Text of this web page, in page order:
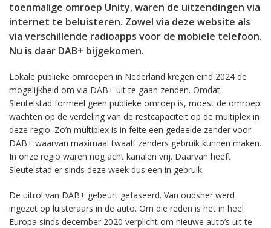
toenmalige omroep Unity, waren de uitzendingen via
internet te beluisteren. Zowel via deze website als
via verschillende radioapps voor de mobiele telefoon.
Nu is daar DAB+ bijgekomen.
Lokale publieke omroepen in Nederland kregen eind 2024 de
mogelijkheid om via DAB+ uit te gaan zenden. Omdat
Sleutelstad formeel geen publieke omroep is, moest de omroep
wachten op de verdeling van de restcapaciteit op de multiplex in
deze regio. Zo’n multiplex is in feite een gedeelde zender voor
DAB+ waarvan maximaal twaalf zenders gebruik kunnen maken.
In onze regio waren nog acht kanalen vrij. Daarvan heeft
Sleutelstad er sinds deze week dus een in gebruik.
De uitrol van DAB+ gebeurt gefaseerd. Van oudsher werd
ingezet op luisteraars in de auto. Om die reden is het in heel
Europa sinds december 2020 verplicht om nieuwe auto’s uit te